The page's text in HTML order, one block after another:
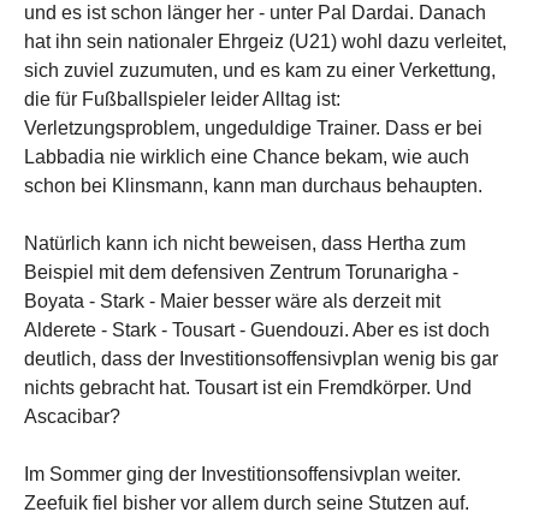
und es ist schon länger her - unter Pal Dardai. Danach
hat ihn sein nationaler Ehrgeiz (U21) wohl dazu verleitet,
sich zuviel zuzumuten, und es kam zu einer Verkettung,
die für Fußballspieler leider Alltag ist:
Verletzungsproblem, ungeduldige Trainer. Dass er bei
Labbadia nie wirklich eine Chance bekam, wie auch
schon bei Klinsmann, kann man durchaus behaupten.
Natürlich kann ich nicht beweisen, dass Hertha zum
Beispiel mit dem defensiven Zentrum Torunarigha -
Boyata - Stark - Maier besser wäre als derzeit mit
Alderete - Stark - Tousart - Guendouzi. Aber es ist doch
deutlich, dass der Investitionsoffensivplan wenig bis gar
nichts gebracht hat. Tousart ist ein Fremdkörper. Und
Ascacibar?
Im Sommer ging der Investitionsoffensivplan weiter.
Zeefuik fiel bisher vor allem durch seine Stutzen auf.